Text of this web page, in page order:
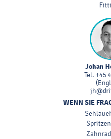
Johan
Tel. +45
WENN SIE